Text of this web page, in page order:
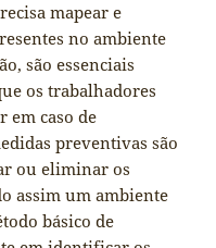
mapear e
no ambiente
são essenciais
os trabalhadores
em caso de
preventivas são
ou eliminar os
assim um ambiente
básico de